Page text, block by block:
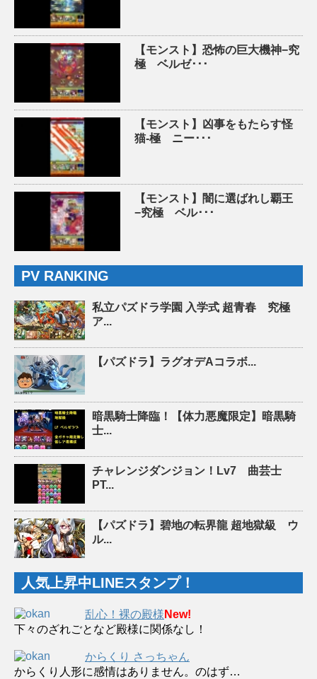
【モンスト】恐怖の巨大機神−究
極 ベルゼ･･･
【モンスト】凶事をもたらす怪
猫-極 ニー･･･
【モンスト】闇に選ばれし覇王
−究極 ベル･･･
PV RANKING
私立パズドラ学園 入学式 超青春 究極
ア...
【パズドラ】ラグオデAコラボ...
暗黒騎士降臨！【体力悪魔限定】暗黒騎
士...
チャレンジダンジョン！Lv7 曲芸士
PT...
【パズドラ】碧地の転界龍 超地獄級 ウ
ル...
人気上昇中LINEスタンプ！
乱心！裸の殿様 New!
下々のざれごとなど殿様に関係なし！
からくり さっちゃん
からくり人形に感情はありません。のはず…